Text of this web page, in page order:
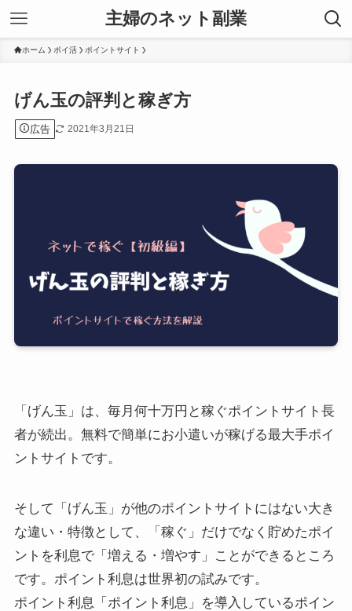
主婦のネット副業
ホーム ポイ活 ポイントサイト
げん玉の評判と稼ぎ方
広告 2021年3月21日
「げん玉」は、毎月何十万円と稼ぐポイントサイト長
者が続出。無料で簡単にお小遣いが稼げる最大手ポイ
ントサイトです。
そして「げん玉」が他のポイントサイトにはない大き
な違い・特徴として、「稼ぐ」だけでなく貯めたポイ
ントを利息で「増える・増やす」ことができるところ
です。ポイント利息は世界初の試みです。
ポイント利息「ポイント利息」を導入しているポイン